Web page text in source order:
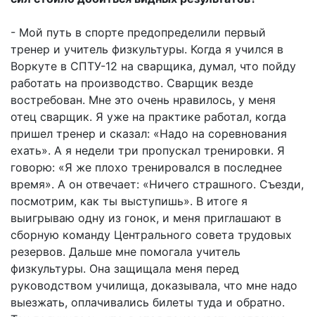
- Мой путь в спорте предопределили первый
тренер и учитель физкультуры. Когда я учился в
Воркуте в СПТУ-12 на сварщика, думал, что пойду
работать на производство. Сварщик везде
востребован. Мне это очень нравилось, у меня
отец сварщик. Я уже на практике работал, когда
пришел тренер и сказал: «Надо на соревнования
ехать». А я недели три пропускал тренировки. Я
говорю: «Я же плохо тренировался в последнее
время». А он отвечает: «Ничего страшного. Съезди,
посмотрим, как ты выступишь». В итоге я
выигрываю одну из гонок, и меня приглашают в
сборную команду Центрального совета трудовых
резервов. Дальше мне помогала учитель
физкультуры. Она защищала меня перед
руководством училища, доказывала, что мне надо
выезжать, оплачивались билеты туда и обратно.